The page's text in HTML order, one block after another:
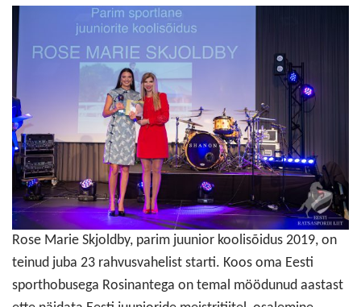
Rose Marie Skjoldby, parim juunior koolisõidus 2019, on
teinud juba 23 rahvusvahelist starti. Koos oma Eesti
sporthobusega Rosinantega on temal möödunud aastast